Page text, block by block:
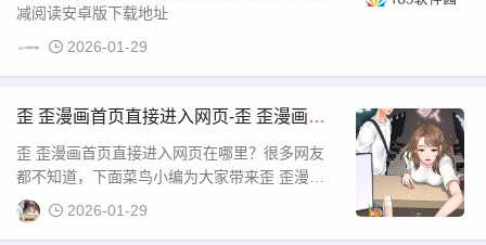
减阅读安卓版下载地址
2026-01-29
歪 歪漫画首页直接进入网页-歪 歪漫画免
费看入口连接
歪 歪漫画首页直接进入网页在哪里？很多网友
都不知道，下面菜鸟小编为大家带来歪 歪漫画
免费看入口连接，感兴趣的网友一起来看看
吧！歪 歪漫画首页直接进入网页1、歪 歪漫画
2026-01-29